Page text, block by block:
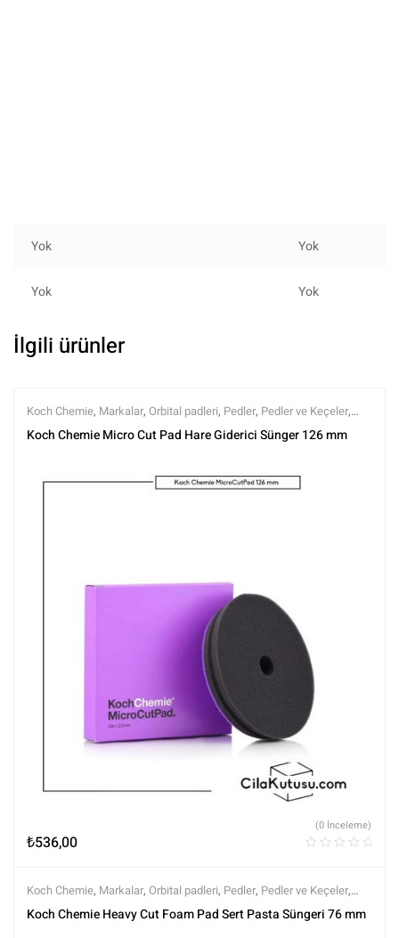
Yok Yok
Yok Yok
İlgili ürünler
Koch Chemie, Markalar, Orbital padleri, Pedler, Pedler ve Keçeler,
Polisaj,Polisaj ve Parlatma,Tüm Ürünler,Tüm Ürünler
Koch Chemie Micro Cut Pad Hare Giderici Sünger 126 mm
₺536,00
(0 İnceleme)
Koch Chemie, Markalar, Orbital padleri, Pedler, Pedler ve Keçeler,
Polisaj ve Parlatma,Tüm Ürünler, Tüm Ürünler
Koch Chemie Heavy Cut Foam Pad Sert Pasta Süngeri 76 mm